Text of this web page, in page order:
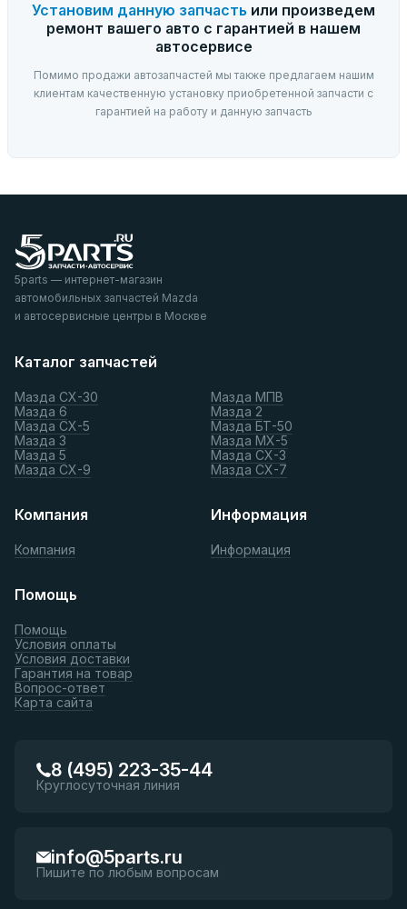
Установим данную запчасть или произведем
ремонт вашего авто с гарантией в нашем
автосервисе
Помимо продажи автозапчастей мы также предлагаем нашим
клиентам качественную установку приобретенной запчасти с
гарантией на работу и данную запчасть
5parts — интернет-магазин
автомобильных запчастей Mazda
и автосервисные центры в Москве
Каталог запчастей
Мазда СХ-30
Мазда 6
Мазда СХ-5
Мазда 3
Мазда 5
Мазда СХ-9
Мазда МПВ
Мазда 2
Мазда БТ-50
Мазда МХ-5
Мазда СХ-3
Мазда СХ-7
Компания
Компания
Информация
Информация
Помощь
Помощь
Условия оплаты
Условия доставки
Гарантия на товар
Вопрос-ответ
Карта сайта
8 (495) 223-35-44
Круглосуточная линия
info@5parts.ru
Пишите по любым вопросам